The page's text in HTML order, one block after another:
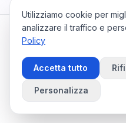
HomeViaggiPrivacy
©2026
Utilizziamo cookie per
analizzare il traffico e
Policy
Accetta tutto
Personalizza